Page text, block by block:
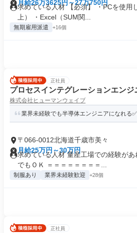
月給26万3625円～27万750円
求めている人材 【必須】 ・PCを使用
上） ・Excel（SUM関...
無期雇用派遣 +16個
正社員
プロセスインテグレーションエンジ
株式会社ヒューマンウェイブ
業界未経験でも半導体エンジニアになれる
〒066-0012北海道千歳市美々
月給25万円～30万円
求めている人材 量産工場での経験が
でもＯＫ ＝＝＝＝＝＝＝＝...
制服あり 業界未経験歓迎 +28個
正社員